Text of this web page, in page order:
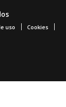
uso Cookies